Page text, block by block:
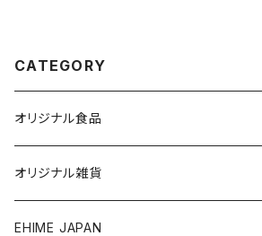
CATEGORY
オリジナル食品
銘菓・名産
ジュース・飲料
オリジナル雑貨
タオル・ボディケア
EHIME JAPAN